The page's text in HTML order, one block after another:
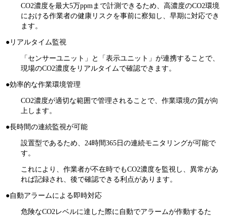
CO2濃度を最大5万ppmまで計測できるため、高濃度のCO2環境
における作業者の健康リスクを事前に察知し、早期に対応でき
ます。
●リアルタイム監視
「センサーユニット」と「表示ユニット」が連携することで、
現場のCO2濃度をリアルタイムで確認できます。
●効率的な作業環境管理
CO2濃度が適切な範囲で管理されることで、作業環境の質が向
上します。
●長時間の連続監視が可能
設置型であるため、24時間365日の連続モニタリングが可能で
す。
これにより、作業者が不在時でもCO2濃度を監視し、異常があ
れば記録され、後で確認できる利点があります。
●自動アラームによる即時対応
危険なCO2レベルに達した際に自動でアラームが作動するた